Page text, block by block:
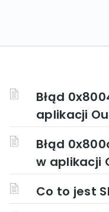
Błąd
aplikacji
Błąd
w aplikacji
Co to jest